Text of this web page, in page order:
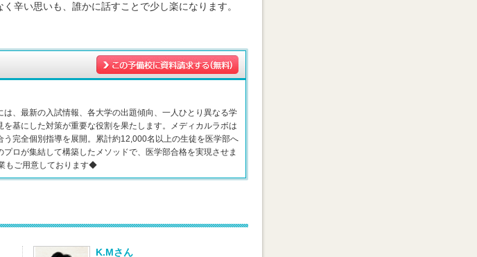
辛い思いも、誰かに話すことで少し楽になります。
、最新の入試情報、各大学の出題傾向、一人ひとり異なる学
基にした対策が重要な役割を果たします。メディカルラボは
完全個別指導を展開。累計約12,000名以上の生徒を医学部へ
ロが集結して構築したメソッドで、医学部合格を実現させま
ご用意しております◆
K.Mさん